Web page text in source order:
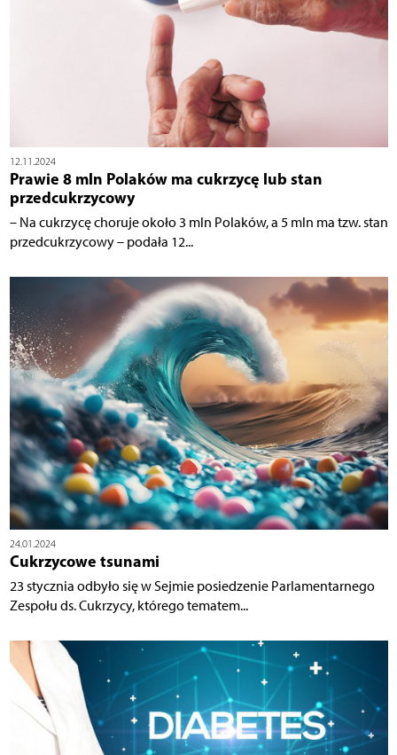
12.11.2024
Prawie 8 mln Polaków ma cukrzycę lub stan
przedcukrzycowy
– Na cukrzycę choruje około 3 mln Polaków, a 5 mln ma tzw. stan
przedcukrzycowy – podała 12...
24.01.2024
Cukrzycowe tsunami
23 stycznia odbyło się w Sejmie posiedzenie Parlamentarnego
Zespołu ds. Cukrzycy, którego tematem...